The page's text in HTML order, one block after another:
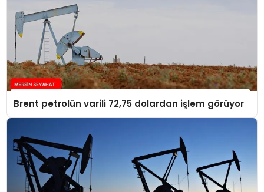
Brent petrolün varili 72,75 dolardan işlem görüyor